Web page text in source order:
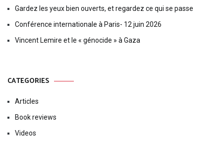
Gardez les yeux bien ouverts, et regardez ce qui se passe
Conférence internationale à Paris- 12 juin 2026
Vincent Lemire et le « génocide » à Gaza
CATEGORIES
Articles
Book reviews
Videos